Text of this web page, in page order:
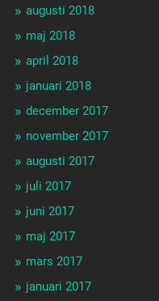
augusti 2018
maj 2018
april 2018
januari 2018
december 2017
november 2017
augusti 2017
juli 2017
juni 2017
maj 2017
mars 2017
januari 2017